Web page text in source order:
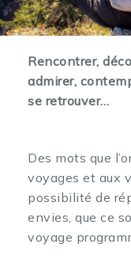
Rencontrer,
admirer,
se retrouver…
Des mots que
voyages et aux
possibilité de
envies, que ce
voyage